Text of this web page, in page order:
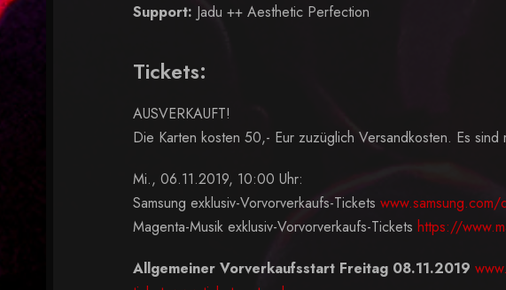
Support: Jadu ++ Aesthetic Perfection
Tickets:
AUSVERKAUFT!
Die Karten kosten 50,- Eur zuzüglich Versandkosten. Es sind
Mi., 06.11.2019, 10:00 Uhr:
Samsung exklusiv-Vorvorverkaufs-Tickets
Magenta-Musik exklusiv-Vorvorverkaufs-Tickets https://
Allgemeiner Vorverkaufsstart Freitag 08.11.2019